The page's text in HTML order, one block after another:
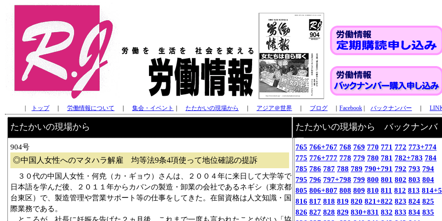
トップ｜ 労働情報について 集会・イベント たたかいの現場から アジア＠世界 ブログ Facebook バックナンバー
たたかいの現場から
904号
◎中国人女性へのマタハラ解雇 均等法9条4項使って地位確認の提訴
３０代の中国人女性・何尭（カ・ギョウ）さんは、２００４年に来日して大学等で
日本語を学んだ後、２０１１年からカバンの製造・卸業の会社であるネギシ（東京都
台東区）で、製造管理や営業サポート等の仕事をしてきた。在留資格は人文知識・国
際業務である。
たたかいの現場から バックナンバ
ー
765 766+767 768 769 770 771 772 773+774
775 776+777 778 779 780 781 782+783 784
785 786 787 788 789 790+791 792 793 794
795 796 797+798 799 800 801 802 803 804
805 806+807 808 809 810 811 812 813 814+5
816 817 818 819 820 821+822 823 824 825
826 827 828 829 830+831 832 833 834 835